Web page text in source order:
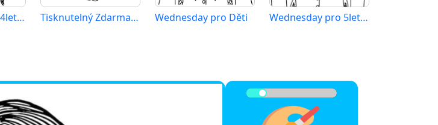
Wednesday pro 4leté Děti Tisknutelný Zdarma Wednesday Wednesday pro Děti Wednesday pro 5leté Děti